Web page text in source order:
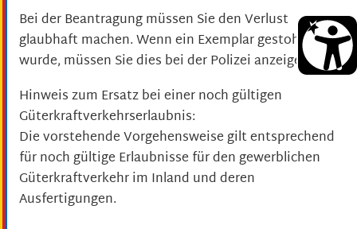
Bei der Beantragung müssen Sie den Verlust
glaubhaft machen. Wenn ein Exemplar gestohlen
wurde, müssen Sie dies bei der Polizei anzeigen.
Hinweis zum Ersatz bei einer noch gültigen
Güterkraftverkehrserlaubnis:
Die vorstehende Vorgehensweise gilt entsprechend
für noch gültige Erlaubnisse für den gewerblichen
Güterkraftverkehr im Inland und deren
Ausfertigungen.